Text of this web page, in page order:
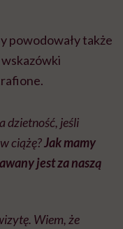
powodowały także
wskazówki
dzietność, jeśli
ciążę?Jak mamy
jest za naszą
Wiem, że